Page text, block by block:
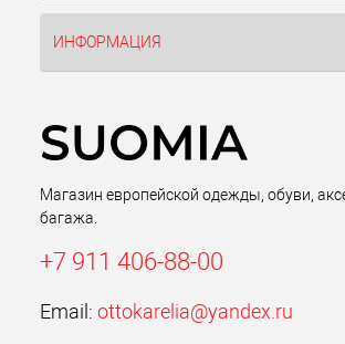
ИНФОРМАЦИЯ
Магазин европейской одежды, обуви,
багажа.
+7 911 406-88-00
Email: ottokarelia@yandex.ru